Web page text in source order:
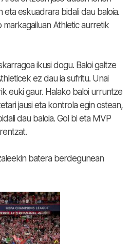
eta eskuadrara bidali dau baloia.
Athletic aurretik
ikusi dogu. Baloi galtze
ez dau ia sufritu. Unai
euki gaur. Halako baloi urruntze
jausi eta kontrola egin ostean,
dau baloia. Gol bi eta MVP
batera berdegunean